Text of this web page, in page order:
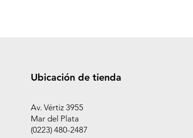
Ubicación de tienda
Av. Vértiz 3955
Mar del Plata
(0223) 480-2487